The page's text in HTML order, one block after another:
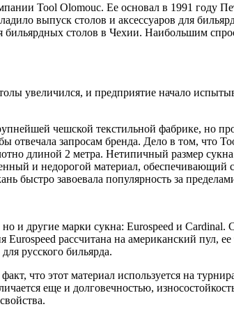
Tool Olomouc. Ее основал в 1991 году
выпуск столов и аксессуаров для
бильярдных столов в Чехии. Наибольшим
увеличился, и предприятие начало
чешской текстильной фабрике, но
отвечала запросам бренда. Дело в том, что
длиной 2 метра. Нетипичный размер сукна
и недорогой материал,
быстро завоевала популярность за
и другие марки сукна: Eurospeed и Cardinal.
рассчитана на американский пул,
русского бильярда.
что этот материал используется на
еще и долговечностью,